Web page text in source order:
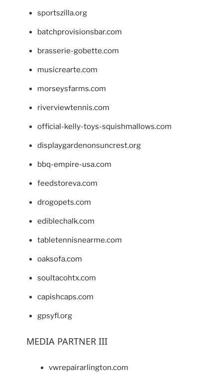
sportszilla.org
batchprovisionsbar.com
brasserie-gobette.com
musicrearte.com
morseysfarms.com
riverviewtennis.com
official-kelly-toys-squishmallows.com
displaygardenonsuncrest.org
bbq-empire-usa.com
feedstoreva.com
drogopets.com
ediblechalk.com
tabletennisnearme.com
oaksofa.com
soultacohtx.com
capishcaps.com
gpsyfl.org
MEDIA PARTNER III
vwrepairarlington.com